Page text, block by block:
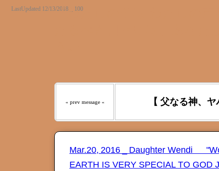
LastUpdated 12/13/2018 _ 100『わたしの羊は わたしの
« prev message « 【 父なる神、
Mar.20, 2016 _ Daughter Wendi
EARTH IS VERY SPECIAL TO GOD